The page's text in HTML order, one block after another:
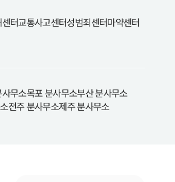
터교통사고센터성범죄센터마약센터
무소목포 분사무소부산 분사무소
전주 분사무소제주 분사무소